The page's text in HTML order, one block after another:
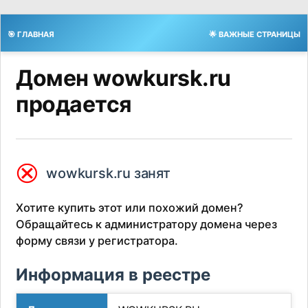
🎯 ГЛАВНАЯ 🌟 ВАЖНЫЕ СТРАНИЦЫ
Домен wowkursk.ru
продается
⮿ wowkursk.ru занят
Хотите купить этот или похожий домен?
Обращайтесь к администратору домена через
форму связи у регистратора.
Информация в реестре